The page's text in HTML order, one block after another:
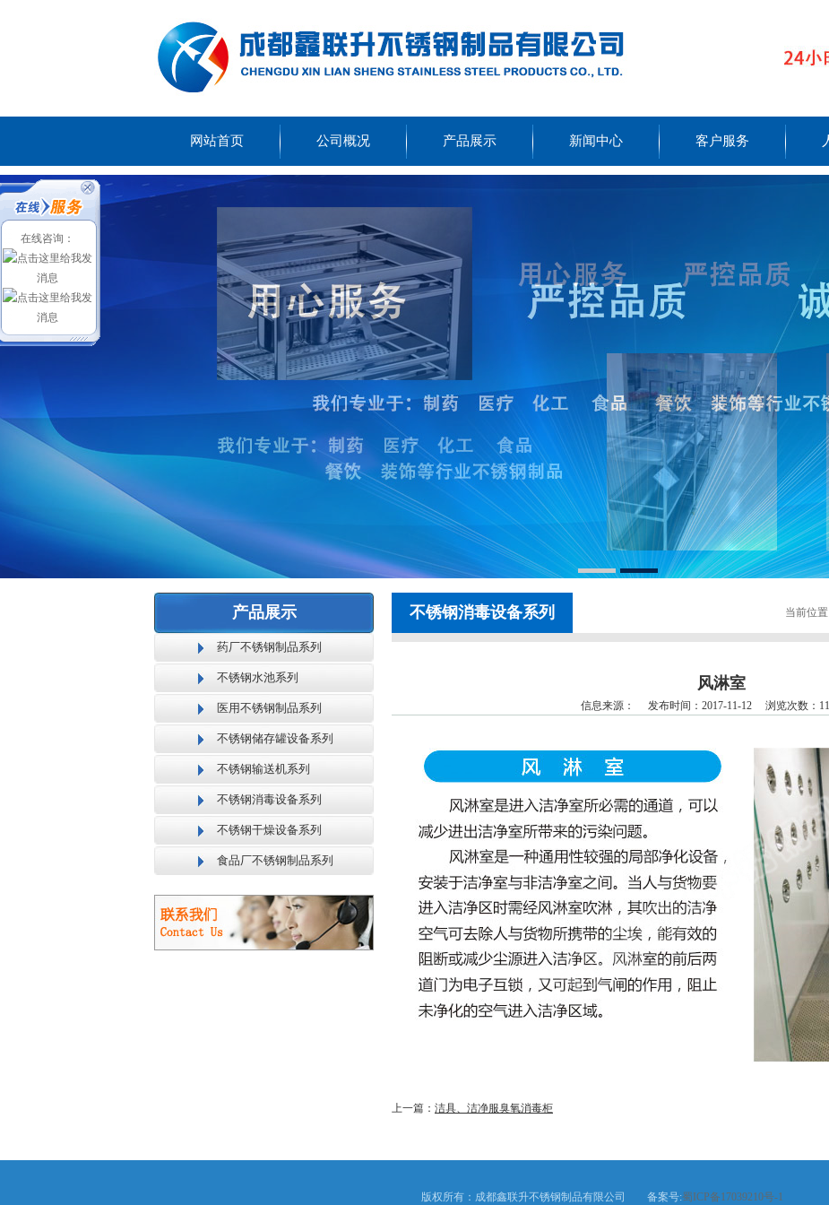
网站首页 公司概况 产品展示 新闻中心 客户服务
产品展示
药厂不锈钢制品系列
不锈钢水池系列
医用不锈钢制品系列
不锈钢储存罐设备系列
不锈钢输送机系列
不锈钢消毒设备系列
不锈钢干燥设备系列
食品厂不锈钢制品系列
不锈钢消毒设备系列 当前位
风淋室
信息来源： 发布时间：2017-11-12 浏览次数：
上一篇： 洁具、洁净服臭氧消毒柜
版权所有：成都鑫联升不锈钢制品有限公司 备案号:蜀ICP备17039210号-1
在线咨询：